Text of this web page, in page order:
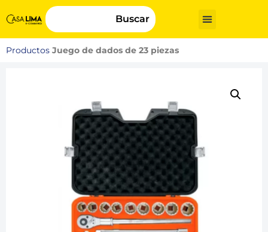
Buscar
Productos Juego de dados de 23 piezas